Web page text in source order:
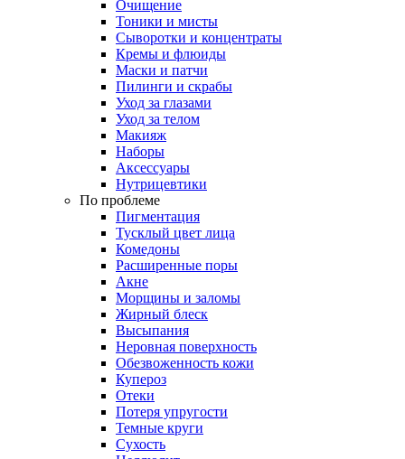
Очищение
Тоники и мисты
Сыворотки и концентраты
Кремы и флюиды
Маски и патчи
Пилинги и скрабы
Уход за глазами
Уход за телом
Макияж
Наборы
Аксессуары
Нутрицевтики
По проблеме
Пигментация
Тусклый цвет лица
Комедоны
Расширенные поры
Акне
Морщины и заломы
Жирный блеск
Высыпания
Неровная поверхность
Обезвоженность кожи
Купероз
Отеки
Потеря упругости
Темные круги
Сухость